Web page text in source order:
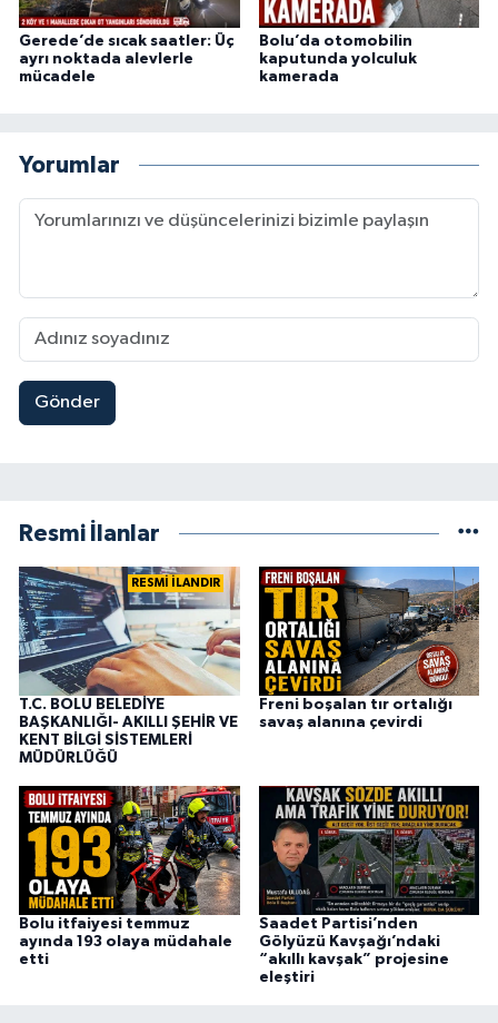
Gerede’de sıcak saatler: Üç
ayrı noktada alevlerle
mücadele
Bolu’da otomobilin
kaputunda yolculuk
kamerada
Yorumlar
Gönder
Resmi İlanlar
RESMİ İLANDIR
T.C. BOLU BELEDİYE
BAŞKANLIĞI- AKILLI ŞEHİR VE
KENT BİLGİ SİSTEMLERİ
MÜDÜRLÜĞÜ
Freni boşalan tır ortalığı
savaş alanına çevirdi
Bolu itfaiyesi temmuz
ayında 193 olaya müdahale
etti
Saadet Partisi’nden
Gölyüzü Kavşağı’ndaki
“akıllı kavşak” projesine
eleştiri